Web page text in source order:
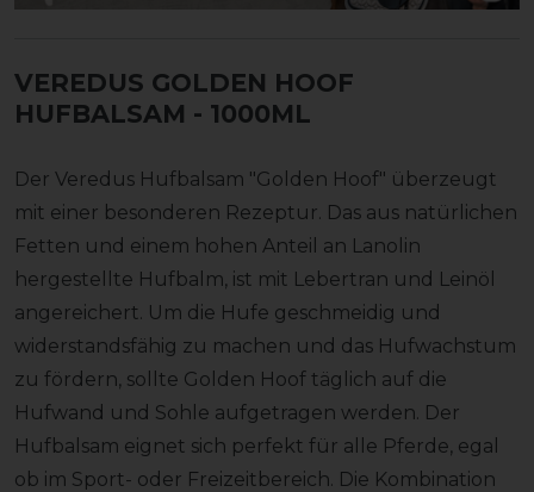
VEREDUS GOLDEN HOOF
HUFBALSAM - 1000ML
Der Veredus Hufbalsam "Golden Hoof" überzeugt
mit einer besonderen Rezeptur. Das aus natürlichen
Fetten und einem hohen Anteil an Lanolin
hergestellte Hufbalm, ist mit Lebertran und Leinöl
angereichert. Um die Hufe geschmeidig und
widerstandsfähig zu machen und das Hufwachstum
zu fördern, sollte Golden Hoof täglich auf die
Hufwand und Sohle aufgetragen werden. Der
Hufbalsam eignet sich perfekt für alle Pferde, egal
ob im Sport- oder Freizeitbereich. Die Kombination